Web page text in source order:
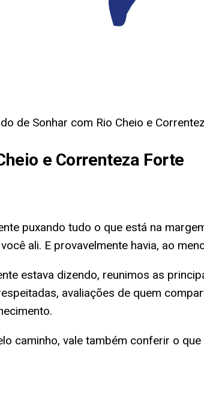
de Sonhar com Rio Cheio e
e Correnteza Forte
puxando tudo o que está na
ali. E provavelmente havia, ao
estava dizendo, reunimos as
avaliações de quem
caminho, vale também conferir o